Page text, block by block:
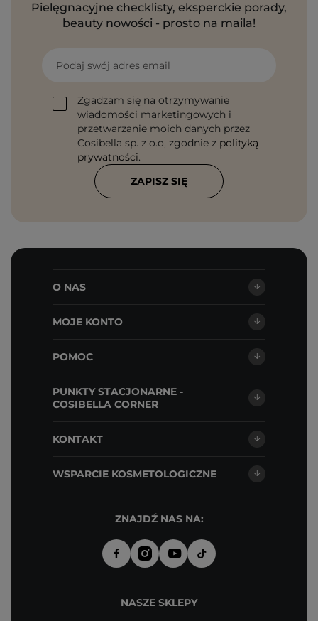
Pielęgnacyjne checklisty, eksperckie porady,
beauty nowości - prosto na maila!
Podaj swój adres email
Zgadzam się na otrzymywanie
wiadomości marketingowych i
przetwarzanie moich danych przez
Cosibella sp. z o.o, zgodnie z polityką
prywatności.
ZAPISZ SIĘ
O NAS
MOJE KONTO
POMOC
PUNKTY STACJONARNE -
COSIBELLA CORNER
KONTAKT
WSPARCIE KOSMETOLOGICZNE
ZNAJDŹ NAS NA:
NASZE SKLEPY